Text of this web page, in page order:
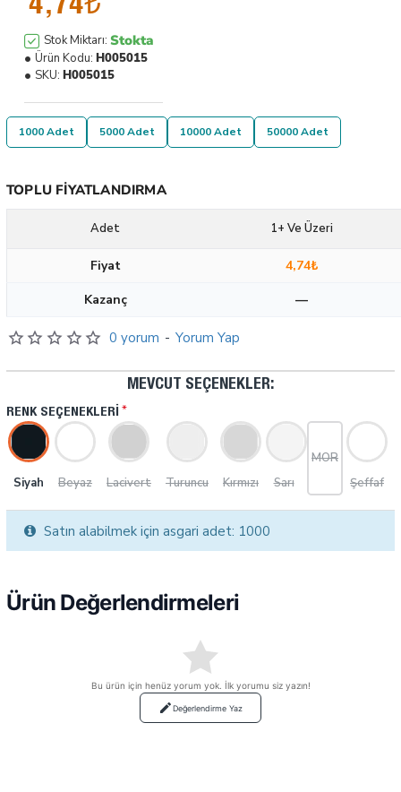
0 yorum - Yorum Yap
Stok Miktarı: Stokta
Ürün Kodu: H005015
SKU: H005015
1000 Adet 5000 Adet 10000 Adet 50000 Adet
MEVCUT SEÇENEKLER:
RENK SEÇENEKLERI
Siyah Beyaz Lacivert Turuncu Kırmızı Sarı
MOR
Şeffaf
Satın alabilmek için asgari adet: 1000
TOPLU FIYATLANDIRMA
Adet 1+ Ve Üzeri
Fiyat
4,74₺
Kazanç
—
Ürün Değerlendirmeleri
Bu ürün için henüz yorum yok. İlk yorumu siz yazın!
Değerlendirme Yaz